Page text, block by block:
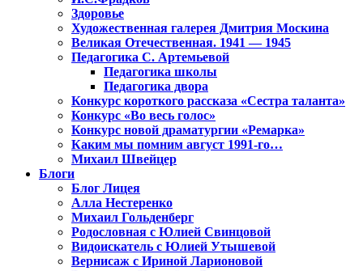
Здоровье
Художественная галерея Дмитрия Москина
Великая Отечественная. 1941 — 1945
Педагогика С. Артемьевой
Педагогика школы
Педагогика двора
Конкурс короткого рассказа «Сестра таланта»
Конкурс «Во весь голос»
Конкурс новой драматургии «Ремарка»
Каким мы помним август 1991-го…
Михаил Швейцер
Блоги
Блог Лицея
Алла Нестеренко
Михаил Гольденберг
Родословная с Юлией Свинцовой
Видоискатель с Юлией Утышевой
Вернисаж с Ириной Ларионовой